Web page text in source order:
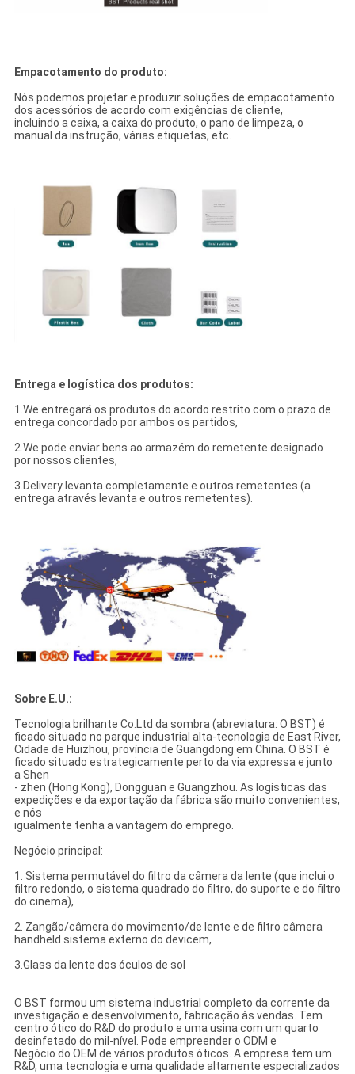
Empacotamento do produto:
Nós podemos projetar e produzir soluções de empacotamento
dos acessórios de acordo com exigências de cliente,
incluindo a caixa, a caixa do produto, o pano de limpeza, o
manual da instrução, várias etiquetas, etc.
Entrega e logística dos produtos:
1.We entregará os produtos do acordo restrito com o prazo de
entrega concordado por ambos os partidos,
2.We pode enviar bens ao armazém do remetente designado
por nossos clientes,
3.Delivery levanta completamente e outros remetentes (a
entrega através levanta e outros remetentes).
Sobre E.U.:
Tecnologia brilhante Co.Ltd da sombra (abreviatura: O BST) é
ficado situado no parque industrial alta-tecnologia de East River,
Cidade de Huizhou, província de Guangdong em China. O BST é
ficado situado estrategicamente perto da via expressa e junto
a Shen
- zhen (Hong Kong), Dongguan e Guangzhou. As logísticas das
expedições e da exportação da fábrica são muito convenientes,
e nós
igualmente tenha a vantagem do emprego.
Negócio principal:
1. Sistema permutável do filtro da câmera da lente (que inclui o
filtro redondo, o sistema quadrado do filtro, do suporte e do filtro
do cinema),
2. Zangão/câmera do movimento/de lente e de filtro câmera
handheld sistema externo do devicem,
3.Glass da lente dos óculos de sol
O BST formou um sistema industrial completo da corrente da
investigação e desenvolvimento, fabricação às vendas. Tem
centro ótico do R&D do produto e uma usina com um quarto
desinfetado do mil-nível. Pode empreender o ODM e
Negócio do OEM de vários produtos óticos. A empresa tem um
R&D, uma tecnologia e uma qualidade altamente especializados